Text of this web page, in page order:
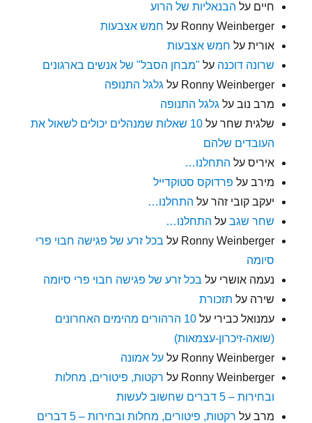
חיים על הבנאליות של הרוע
Ronny Weinberger על חמש אצבעות
אורית על חמש אצבעות
שרונה דוכנה על "מבחן הסבל" של אנשים בארגונים
Ronny Weinberger על גלגל התנופה
מרב נוב על גלגל התנופה
שלגית שחר על
10 שאלות שמנהלים יכולים לשאול את
העובדים שלהם
איריס על התחלנו…
מירב על פרדוקס סטוקדייל
יעקב קובי זהר על התחלנו…
שחר שגב על התחלנו…
Ronny Weinberger על בכל זרע של פגישה חבוי פרי
סיומה
נעמה אושרי על בכל זרע של פגישה חבוי פרי סיומה
שירה על תזכורת
עמנואל כבירי על
10 הרהורים מהימים האחרונים
(שואה-זיכרון-עצמאות)
Ronny Weinberger עלעל אמונה
Ronny Weinberger על רקטות, פיטורים, מחלות
ובחירות – 5 דברים שחשוב לעשות
מרב על
רקטות, פיטורים, מחלות ובחירות – 5 דברים